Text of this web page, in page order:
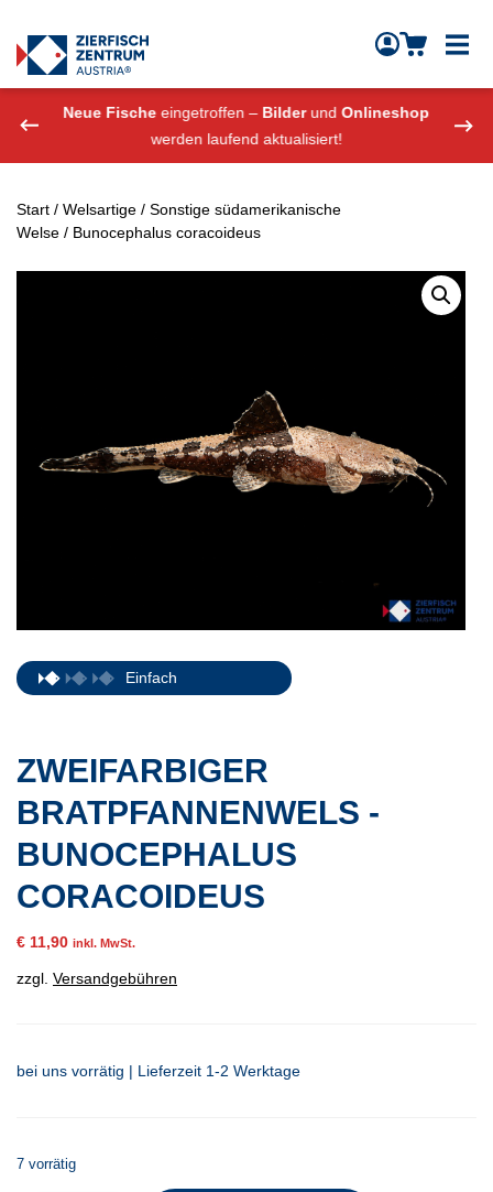
Zierfisch Aquarium Austria
Neue Fische eingetroffen – BilderundOnlineshop
werden laufend aktualisiert!
Start / Welsartige / Sonstige südamerikanische
Welse / Bunocephalus coracoideus
Einfach
ZWEIFARBIGER
BRATPFANNENWELS -
BUNOCEPHALUS
CORACOIDEUS
€ 11,90 inkl. MwSt.
zzgl. Versandgebühren
bei uns vorrätig | Lieferzeit 1-2 Werktage
7 vorrätig